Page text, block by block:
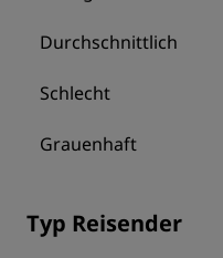
Durchschnittlich
Schlecht
Grauenhaft
Typ Reisender